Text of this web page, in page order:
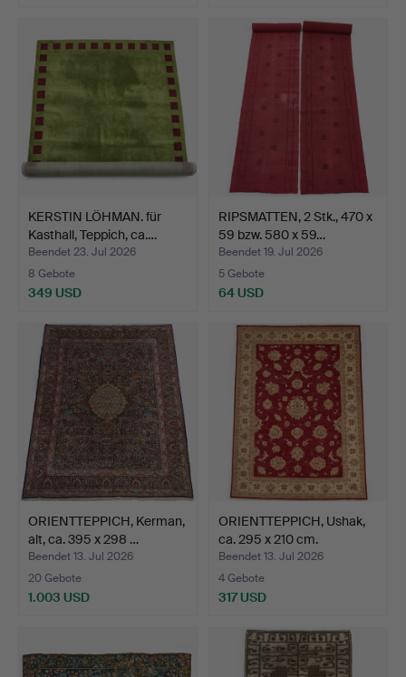
KERSTIN LÖHMAN. für
Kasthall, Teppich, ca.…
Beendet 23. Jul 2026
8 Gebote
349 USD
RIPSMATTEN, 2 Stk., 470 x
59 bzw. 580 x 59…
Beendet 19. Jul 2026
5 Gebote
64 USD
ORIENTTEPPICH, Kerman,
alt, ca. 395 x 298 …
Beendet 13. Jul 2026
20 Gebote
1.003 USD
ORIENTTEPPICH, Ushak,
ca. 295 x 210 cm.
Beendet 13. Jul 2026
4 Gebote
317 USD